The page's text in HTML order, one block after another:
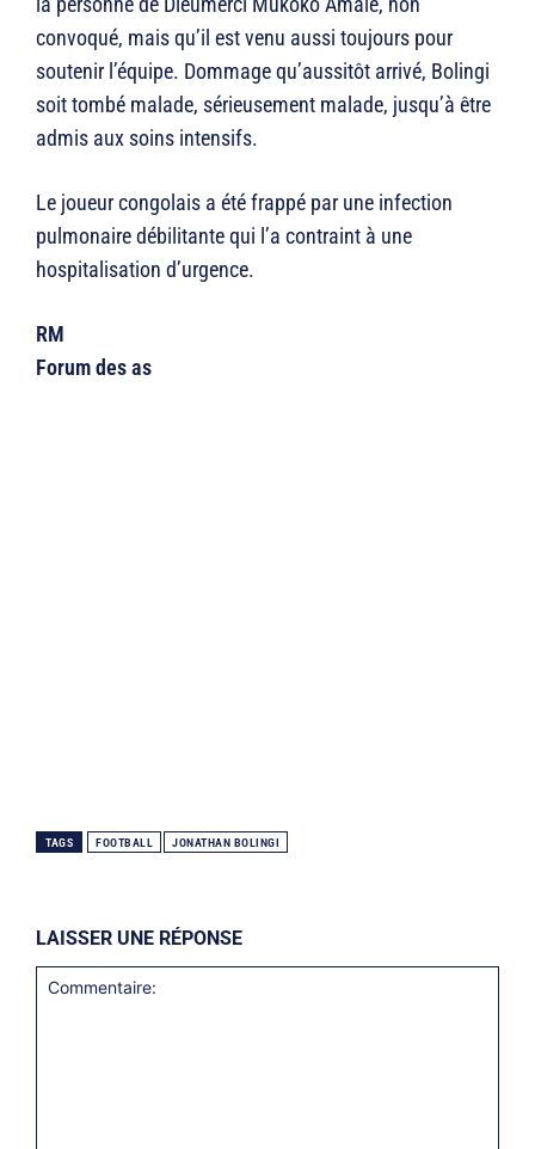
convoqué, mais qu’il est venu aussi toujours pour
soutenir l’équipe. Dommage qu’aussitôt arrivé, Bolingi
soit tombé malade, sérieusement malade, jusqu’à être
admis aux soins intensifs.
Le joueur congolais a été frappé par une infection
pulmonaire débilitante qui l’a contraint à une
hospitalisation d’urgence.
RM
Forum des as
TAGS FOOTBALL JONATHAN BOLINGI
LAISSER UNE RÉPONSE